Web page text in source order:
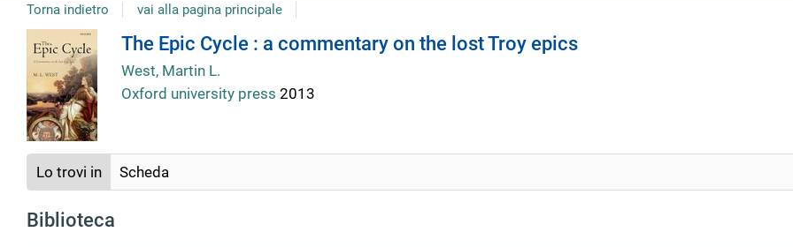
Torna indietro vai alla pagina principale
Dettaglio
del
documento
The Epic Cycle : a commentary on the lost Troy epics
West, Martin L.
Oxford university press 2013
Lo trovi in Scheda
Biblioteca